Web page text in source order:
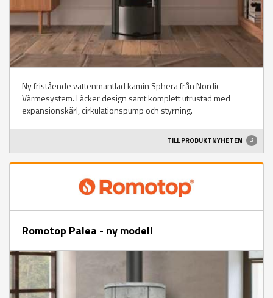
Ny fristående vattenmantlad kamin Sphera från Nordic
Värmesystem. Läcker design samt komplett utrustad med
expansionskärl, cirkulationspump och styrning.
TILL PRODUKTNYHETEN
Romotop Palea - ny modell